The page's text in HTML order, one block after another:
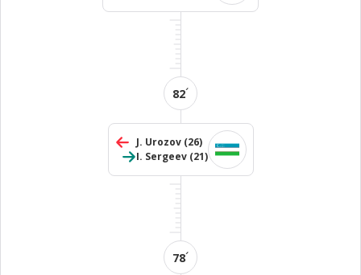
82´
J. Urozov (26)
I. Sergeev (21)
78´